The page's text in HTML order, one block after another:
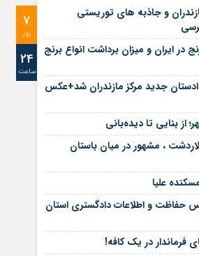
7
روز
24
ساعت
و جاذبه های توریستی
در ایران و میزان برداشت انواع برنج
جدید مرکز مازندران شد+عکس
از بنایی تا دیده‌بانی
، مشهور در میان باستان
علیا
و اطلاعات دادگستری استان
فرماندار در یک کافه!